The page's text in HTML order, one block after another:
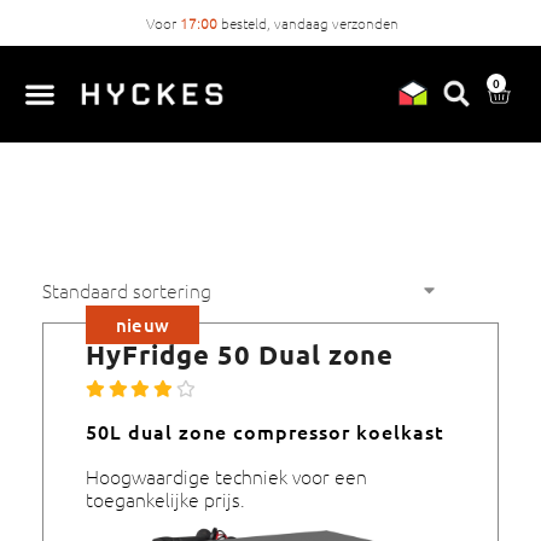
Voor 17:00besteld, vandaag verzonden
0
nieuw
HyFridge 50 Dual zone
50L dual zone compressor koelkast
Hoogwaardige techniek voor een
toegankelijke prijs.